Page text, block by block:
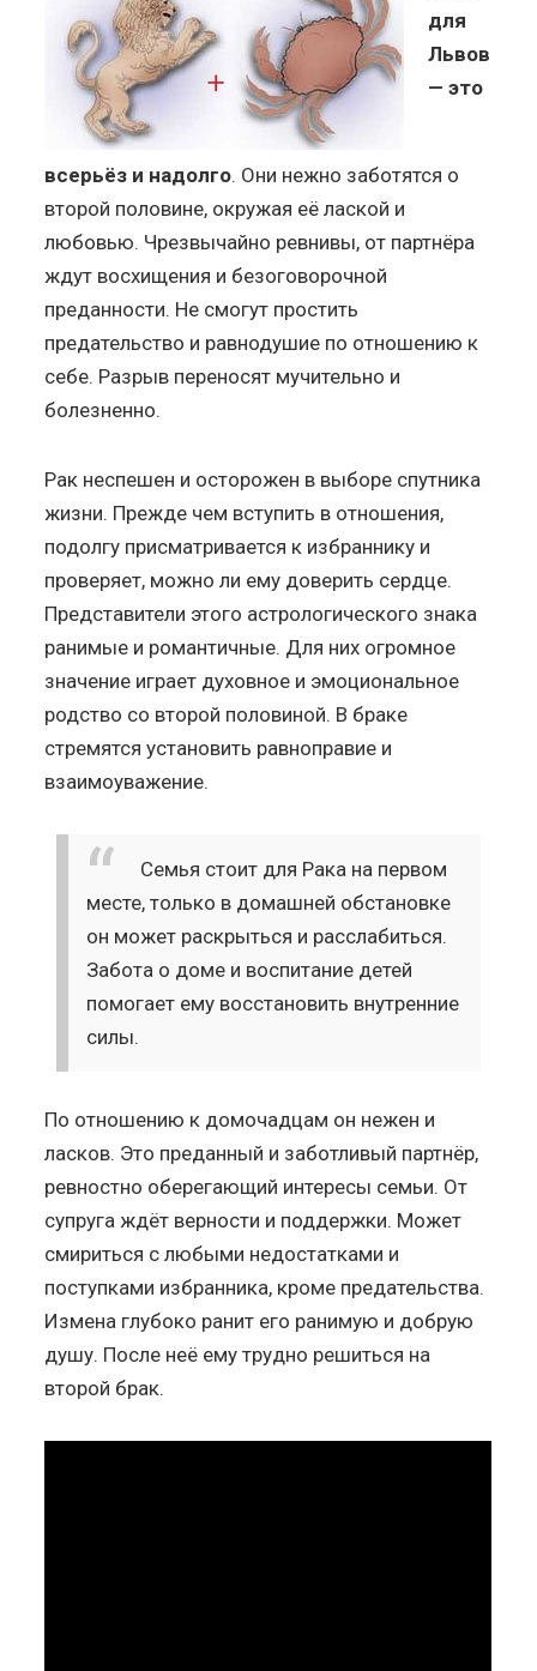
для
Львов
— это
всерьёз и надолго. Они нежно заботятся о
второй половине, окружая её лаской и
любовью. Чрезвычайно ревнивы, от партнёра
ждут восхищения и безоговорочной
преданности. Не смогут простить
предательство и равнодушие по отношению к
себе. Разрыв переносят мучительно и
болезненно.
Рак неспешен и осторожен в выборе спутника
жизни. Прежде чем вступить в отношения,
подолгу присматривается к избраннику и
проверяет, можно ли ему доверить сердце.
Представители этого астрологического знака
ранимые и романтичные. Для них огромное
значение играет духовное и эмоциональное
родство со второй половиной. В браке
стремятся установить равноправие и
взаимоуважение.
Семья стоит для Рака на первом
месте, только в домашней обстановке
он может раскрыться и расслабиться.
Забота о доме и воспитание детей
помогает ему восстановить внутренние
силы.
По отношению к домочадцам он нежен и
ласков. Это преданный и заботливый партнёр,
ревностно оберегающий интересы семьи. От
супруга ждёт верности и поддержки. Может
смириться с любыми недостатками и
поступками избранника, кроме предательства.
Измена глубоко ранит его ранимую и добрую
душу. После неё ему трудно решиться на
второй брак.